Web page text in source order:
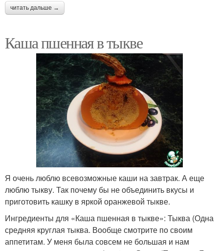
читать дальше →
Каша пшенная в тыкве
Я очень люблю всевозможные каши на завтрак. А еще
люблю тыкву. Так почему бы не объединить вкусы и
приготовить кашку в яркой оранжевой тыкве.
Ингредиенты для «Каша пшенная в тыкве»: Тыква (Одна
средняя круглая тыква. Вообще смотрите по своим
аппетитам. У меня была совсем не большая и нам